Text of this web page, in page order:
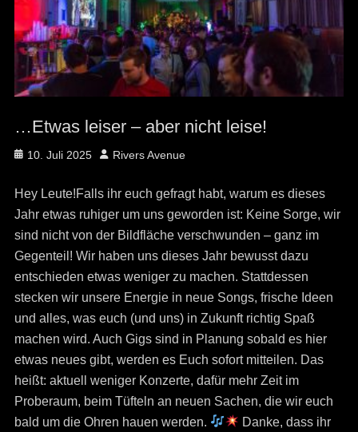
…Etwas leiser – aber nicht leise!
Posted
10. Juli 2025 Author
Rivers Avenue
Hey Leute!Falls ihr euch gefragt habt, warum es dieses
Jahr etwas ruhiger um uns geworden ist: Keine Sorge, wir
sind nicht von der Bildfläche verschwunden – ganz im
Gegenteil! Wir haben uns dieses Jahr bewusst dazu
entschieden etwas weniger zu machen. Stattdessen
stecken wir unsere Energie in neue Songs, frische Ideen
und alles, was euch (und uns) in Zukunft richtig Spaß
machen wird. Auch Gigs sind in Planung sobald es hier
etwas neues gibt, werden es Euch sofort mitteilen. Das
heißt: aktuell weniger Konzerte, dafür mehr Zeit im
Proberaum, beim Tüfteln an neuen Sachen, die wir euch
bald um die Ohren hauen werden.
Danke, dass ihr